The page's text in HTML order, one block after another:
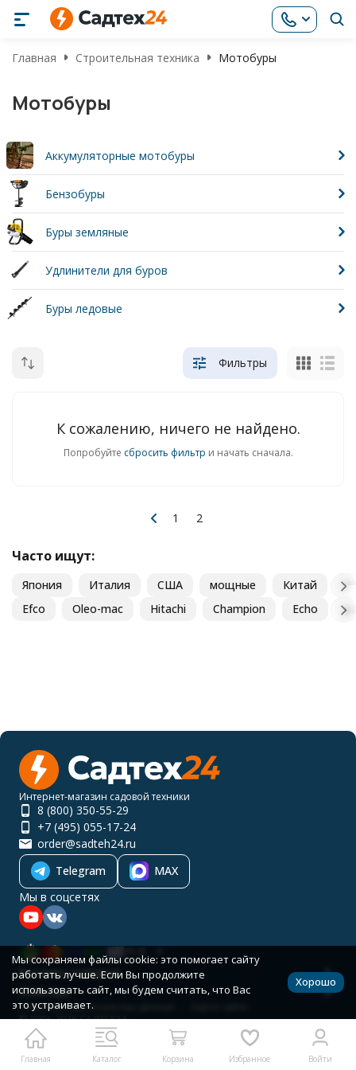
Главная Строительная техника Мотобуры
Мотобуры
Аккумуляторные мотобуры
Бензобуры
Буры земляные
Удлинители для буров
Буры ледовые
Фильтры
К сожалению, ничего не найдено.
Попробуйте сбросить фильтр и начать сначала.
1 2
Часто ищут:
Япония Италия США мощные Китай
Efco
Oleo-mac Hitachi Champion Echo
Главная Каталог Корзина Избранное Войти
Интернет-магазин садовой техники
8 (800) 350-55-29
+7 (495) 055-17-24
order@sadteh24.ru
Telegram
MAX
Мы в соцсетях
Каталог товаров
Помощь
Политика персональных данных
© 2001-2026 САДТЕХ24
Разработано в
bodysite.ru
Мы сохраняем файлы cookie: это помогает сайту
работать лучше. Если Вы продолжите
использовать сайт, мы будем считать, что Вас
это устраивает.
Хорошо